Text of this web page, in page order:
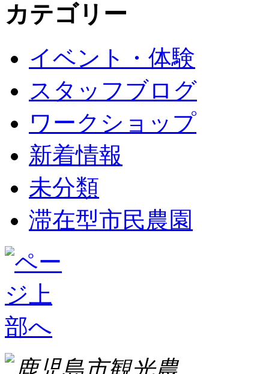
カテゴリー
イベント・体験
スタッフブログ
ワークショップ
新着情報
未分類
滞在型市民農園